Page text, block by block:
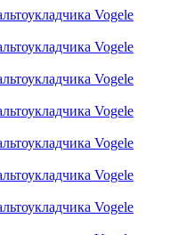
Vogele
Vogele
Vogele
Vogele
Vogele
Vogele
Vogele